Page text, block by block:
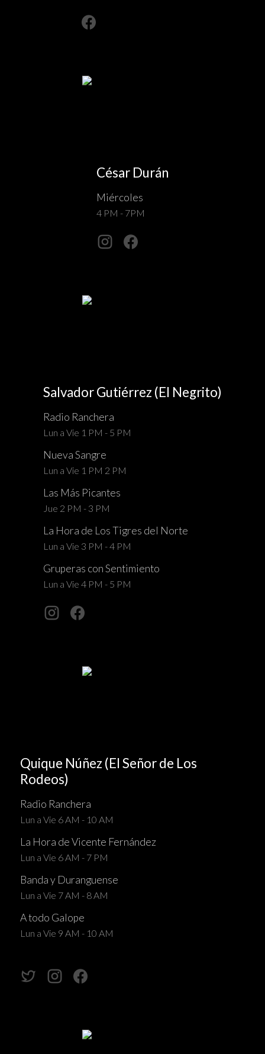
César Durán
Miércoles
4 PM - 7PM
Salvador Gutiérrez (El Negrito)
Radio Ranchera
Lun a Vie 1 PM - 5 PM
Nueva Sangre
Lun a Vie 1 PM 2 PM
Las Más Picantes
Jue 2 PM - 3 PM
La Hora de Los Tigres del Norte
Lun a Vie 3 PM - 4 PM
Gruperas con Sentimiento
Lun a Vie 4 PM - 5 PM
Quique Núñez (El Señor de Los
Rodeos)
Radio Ranchera
Lun a Vie 6 AM - 10 AM
La Hora de Vicente Fernández
Lun a Vie 6 AM - 7 PM
Banda y Duranguense
Lun a Vie 7 AM - 8 AM
A todo Galope
Lun a Vie 9 AM - 10 AM